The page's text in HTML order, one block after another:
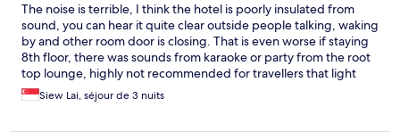
The noise is terrible, I think the hotel is poorly insulated from
sound, you can hear it quite clear outside people talking, waking
by and other room door is closing. That is even worse if staying
8th floor, there was sounds from karaoke or party from the root
top lounge, highly not recommended for travellers that light
sleeping
Siew Lai, séjour de 3 nuits